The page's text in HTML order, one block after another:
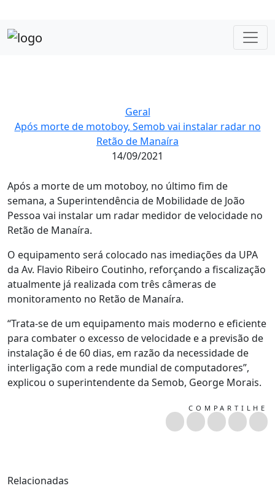
Geral
Após morte de motoboy, Semob vai instalar radar no
Retão de Manaíra
14/09/2021
Após a morte de um motoboy, no último fim de
semana, a Superintendência de Mobilidade de João
Pessoa vai instalar um radar medidor de velocidade no
Retão de Manaíra.
O equipamento será colocado nas imediações da UPA
da Av. Flavio Ribeiro Coutinho, reforçando a fiscalização
atualmente já realizada com três câmeras de
monitoramento no Retão de Manaíra.
“Trata-se de um equipamento mais moderno e eficiente
para combater o excesso de velocidade e a previsão de
instalação é de 60 dias, em razão da necessidade de
interligação com a rede mundial de computadores”,
explicou o superintendente da Semob, George Morais.
COMPARTILHE
Relacionadas